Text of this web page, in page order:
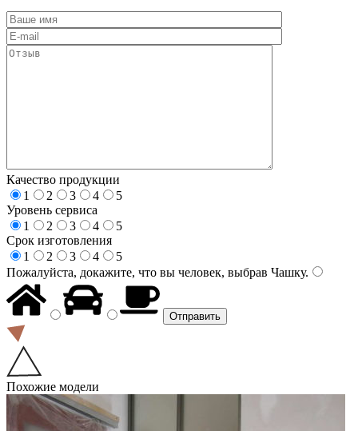
Качество продукции
1
2 3 4
5
Уровень сервиса
1
2 3 4
5
Срок изготовления
1
2 3 4
5
Пожалуйста, докажите, что вы человек, выбрав Чашку.
Похожие модели